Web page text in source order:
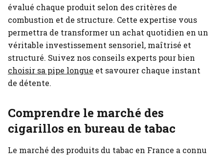
évalué chaque produit selon des critères de
combustion et de structure. Cette expertise vous
permettra de transformer un achat quotidien en un
véritable investissement sensoriel, maîtrisé et
structuré. Suivez nos conseils experts pour bien
choisir sa pipe longue et savourer chaque instant
de détente.
Comprendre le marché des
cigarillos en bureau de tabac
Le marché des produits du tabac en France a connu